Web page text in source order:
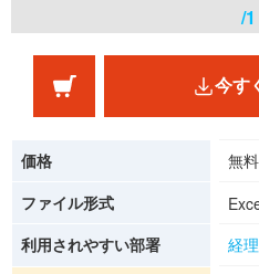
/1
今す
価格
無料
ファイル形式
利用されやすい部署
経